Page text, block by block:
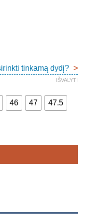
tinkamą dydį? >
46 47 47.5
IŠVALYTI
Men's